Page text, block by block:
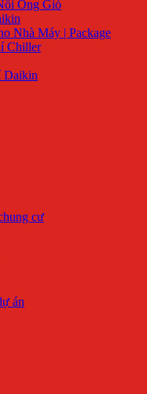
Ống Gió
Nhà Máy | Package
Chiller
Daikin
cư
án